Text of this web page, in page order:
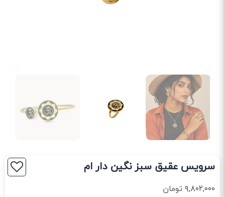
سرویس عقیق سبز نگین دار ام
۹,۸۰۲,۰۰۰تومان